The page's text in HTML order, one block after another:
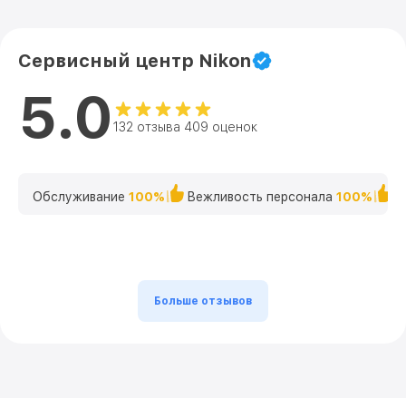
Сервисный центр Nikon
5.0 132 отзыва 409 оценок
Обслуживание 100% Вежливость персонала 100%
Больше отзывов